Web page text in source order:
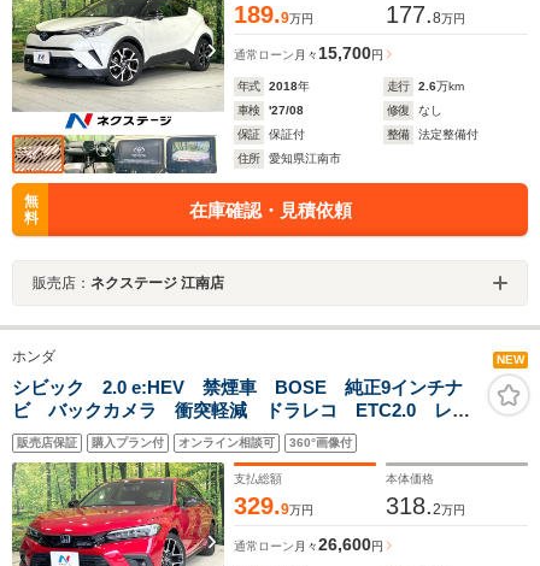
189.9万円 177.8万円
通常ローン 月々15,700円
年式 2018年 走行 2.6万km
車検
'27/08 修復
なし
保証
保証付 整備
法定整備付
住所
愛知県江南市
無
料
在庫確認・見積依頼
販売店： ネクステージ 江南店
ホンダ NEW
シビック 2.0 e:HEV 禁煙車 BOSE 純正9インチナ
ビ バックカメラ 衝突軽減 ドラレコ ETC2.0 レー
ダークルーズ シートヒーター コーナーセンサー ス
マートキー パドルシフト オートエアコン LEDヘッ
ド
販売店保証 購入プラン付 オンライン相談可 360°画像付
支払総額
329.9万円
本体価格
318.2万円
通常ローン 月々26,600円